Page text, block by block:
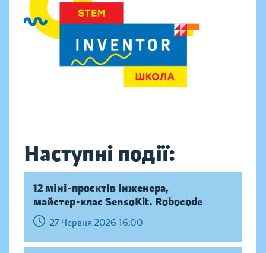
Наступні події:
12 міні-проєктів інженера,
майстер-клас SensoKit. Robocode
27 Червня 2026 16:00